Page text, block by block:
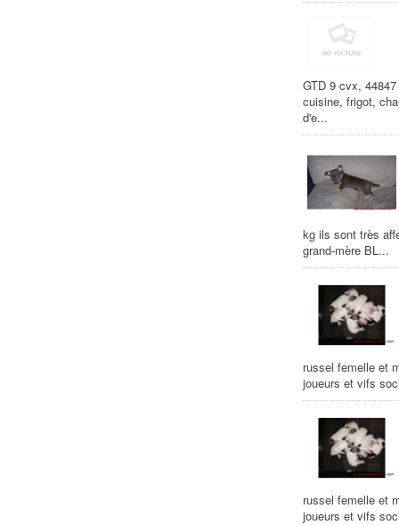
GTD 9 cvx,
cuisine, frigot,
d'e...
kg ils sont très
grand-mère BL...
russel femelle et
joueurs et vifs
russel femelle et
joueurs et vifs